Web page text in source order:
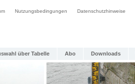
Nutzungsbedingungen Datenschutzhinweise
über Tabelle Abo Downloads